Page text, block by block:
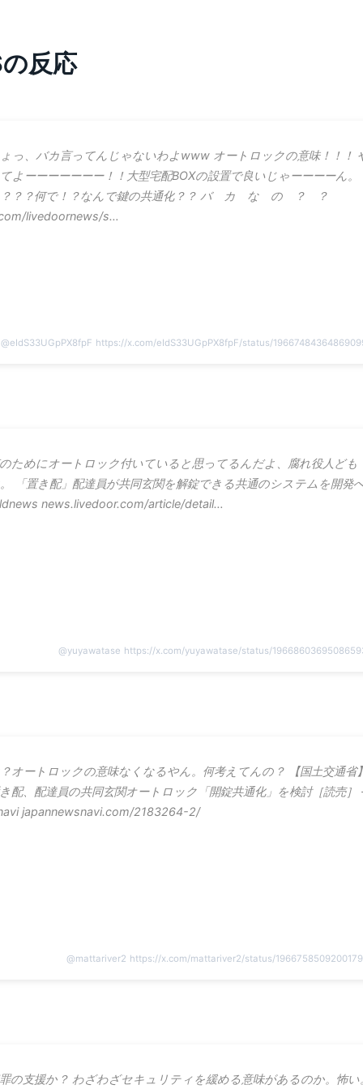
反応
っ、バカ言ってんじゃないわよwww オートロックの意味！！！
よーーーーーーー！！大型宅配BOXの設置で良いじゃーーーーん。
？？？何で！？なんで鍵の共通化？？ バ カ な の ？ ？
livedoornews/s…
@eIdS33UGpPX8fpF https://x.com/eIdS33UGpPX8fpF/status/
ためにオートロック付いていると思ってるんだよ、腐れ役人ども
「置き配」配達員が共同玄関を解錠できる共通のシステムを開発
ldnews news.livedoor.com/article/detail…
@yuyawatase https://x.com/yuyawatase/status/
オートロックの意味なくなるやん。何考えてんの？ 【国土交通省】
配、配達員の共同玄関オートロック「開錠共通化」を検討［読売］
japannewsnavi.com/2183264-2/
@mattariver2 https://x.com/mattariver2/status/
の支援か？ わざわざセキュリティを緩める意味があるのか。怖い